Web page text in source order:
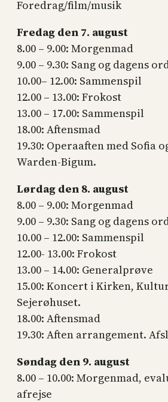
Foredrag/film/musik
Fredag den 7. august
8.00 – 9.00: Morgenmad
9.00 – 9.30: Sang og dagens
10.00– 12.00: Sammenspil
12.00 – 13.00: Frokost
13.00 – 17.00: Sammenspil
18.00: Aftensmad
19.30: Operaaften med Sofia
Warden-Bigum.
Lørdag den 8. august
8.00 – 9.00: Morgenmad
9.00 – 9.30: Sang og dagens
10.00 – 12.00: Sammenspil
12.00- 13.00: Frokost
13.00 – 14.00: Generalprøve
15.00: Koncert i Kirken,
Sejerøhuset.
18.00: Aftensmad
19.30: Aften arrangement.
Søndag den 9. august
8.00 – 10.00: Morgenmad,
afrejse